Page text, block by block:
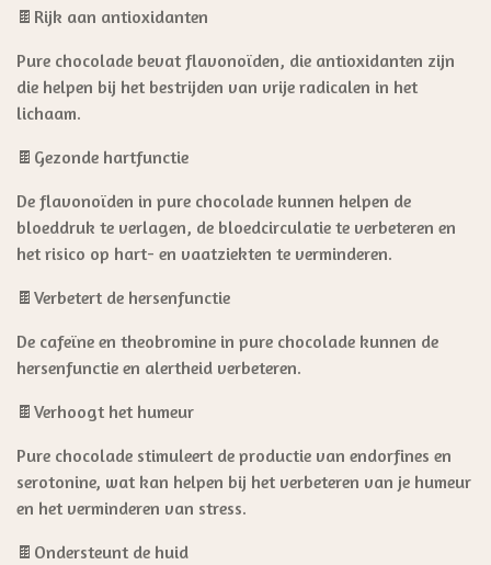
🍫Rijk aan antioxidanten
Pure chocolade bevat flavonoïden, die antioxidanten zijn
die helpen bij het bestrijden van vrije radicalen in het
lichaam.
🍫Gezonde hartfunctie
De flavonoïden in pure chocolade kunnen helpen de
bloeddruk te verlagen, de bloedcirculatie te verbeteren en
het risico op hart- en vaatziekten te verminderen.
🍫Verbetert de hersenfunctie
De cafeïne en theobromine in pure chocolade kunnen de
hersenfunctie en alertheid verbeteren.
🍫Verhoogt het humeur
Pure chocolade stimuleert de productie van endorfines en
serotonine, wat kan helpen bij het verbeteren van je humeur
en het verminderen van stress.
🍫Ondersteunt de huid